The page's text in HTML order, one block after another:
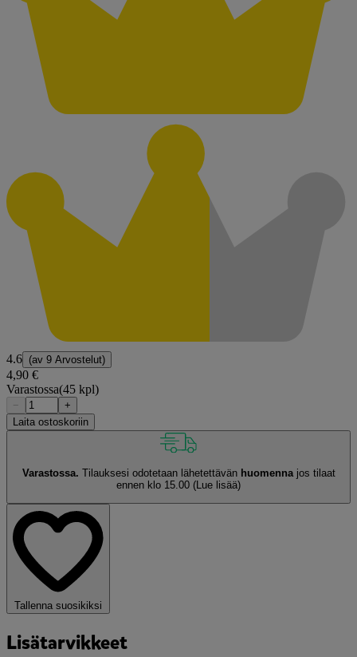
4.6 (av 9 Arvostelut)
4,90 €
Varastossa(45 kpl)
−
+
Laita ostoskoriin
Varastossa. Tilauksesi odotetaan lähetettävän huomennajos tilaat
ennen klo 15.00 (Lue lisää)
Tallenna suosikiksi
Lisätarvikkeet